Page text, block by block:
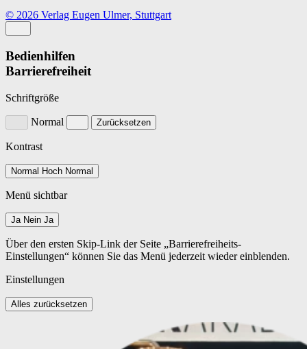
© 2026 Verlag Eugen Ulmer, Stuttgart
Bedienhilfen
Barrierefreiheit
Schriftgröße
Normal Zurücksetzen
Kontrast
Normal Hoch Normal
Menü sichtbar
Ja Nein Ja
Über den ersten Skip-Link der Seite „Barrierefreiheits-
Einstellungen“ können Sie das Menü jederzeit wieder einblenden.
Einstellungen
Alles zurücksetzen